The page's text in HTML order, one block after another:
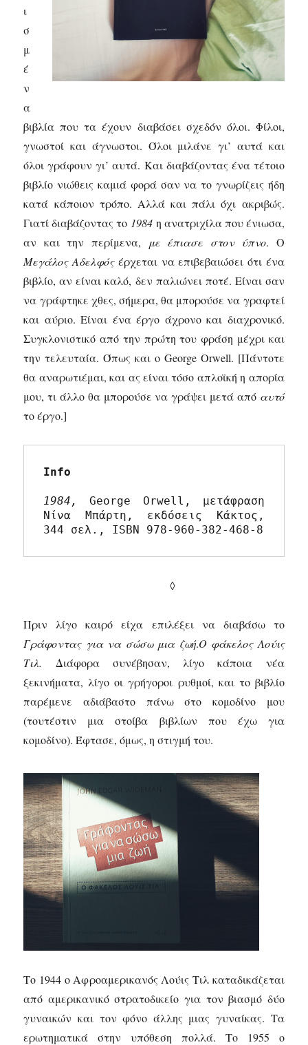
ι
σ
μ
έ
ν
α
βιβλία που τα έχουν διαβάσει σχεδόν όλοι. Φίλοι,
γνωστοί και άγνωστοι. Όλοι μιλάνε γι’ αυτά και
όλοι γράφουν γι’ αυτά. Και διαβάζοντας ένα τέτοιο
βιβλίο νιώθεις καμιά φορά σαν να το γνωρίζεις ήδη
κατά κάποιον τρόπο. Αλλά και πάλι όχι ακριβώς.
Γιατί διαβάζοντας το 1984 η ανατριχίλα που ένιωσα,
αν και την περίμενα, με έπιασε στον ύπνο. Ο
Μεγάλος Αδελφόςέρχεται να επιβεβαιώσει ότι ένα
βιβλίο, αν είναι καλό, δεν παλιώνει ποτέ. Είναι σαν
να γράφτηκε χθες, σήμερα, θα μπορούσε να γραφτεί
και αύριο. Είναι ένα έργο άχρονο και διαχρονικό.
Συγκλονιστικό από την πρώτη του φράση μέχρι και
την τελευταία. Όπως και ο George Orwell. [Πάντοτε
θα αναρωτιέμαι, και ας είναι τόσο απλοϊκή η απορία
μου, τι άλλο θα μπορούσε να γράψει μετά από αυτό
το έργο.]
Info
1984, George Orwell, μετάφραση
Νίνα Μπάρτη, εκδόσεις Κάκτος,
344 σελ., ISBN 978-960-382-468-8
◊
Πριν λίγο καιρό είχα επιλέξει να διαβάσω το
Γράφοντας για να σώσω μια ζωή.Ο φάκελος Λούις
Τιλ.
Διάφορα συνέβησαν, λίγο κάποια νέα
ξεκινήματα, λίγο οι γρήγοροι ρυθμοί, και το βιβλίο
παρέμενε αδιάβαστο πάνω στο κομοδίνο μου
(τουτέστιν μια στοίβα βιβλίων που έχω για
κομοδίνο). Έφτασε, όμως, η στιγμή του.
Το 1944 ο Αφροαμερικανός Λούις Τιλ καταδικάζεται
από αμερικανικό στρατοδικείο για τον βιασμό δύο
γυναικών και τον φόνο άλλης μιας γυναίκας. Τα
ερωτηματικά στην υπόθεση πολλά. Το 1955 ο